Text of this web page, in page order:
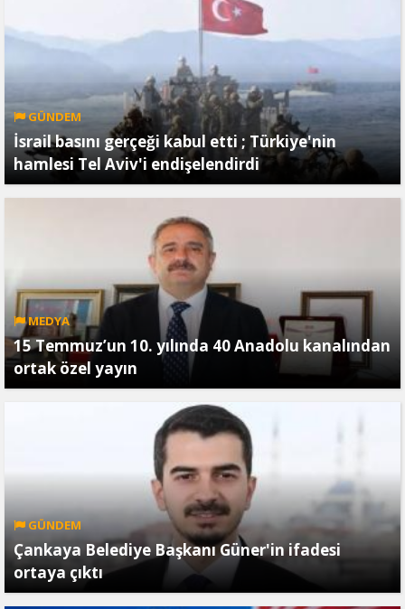
GÜNDEM
İsrail basını gerçeği kabul etti ; Türkiye'nin
hamlesi Tel Aviv'i endişelendirdi
MEDYA
15 Temmuz’un 10. yılında 40 Anadolu kanalından
ortak özel yayın
GÜNDEM
Çankaya Belediye Başkanı Güner'in ifadesi
ortaya çıktı